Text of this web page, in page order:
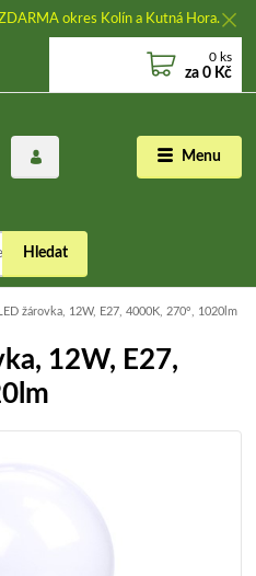
okres Kolín a Kutná Hora.
Menu
Hledat
0 ks
za 0 Kč
žárovka, 12W, E27, 4000K, 270°, 1020lm
12W, E27,